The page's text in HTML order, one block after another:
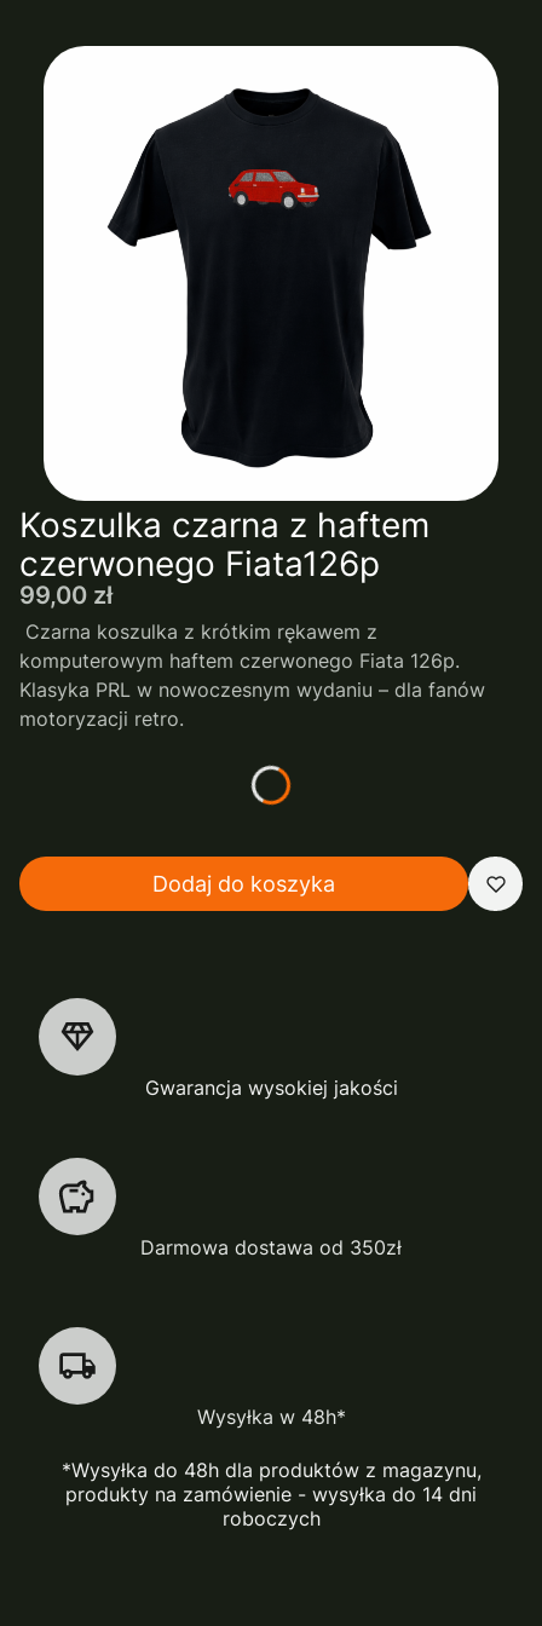
Koszulka czarna z haftem
czerwonego Fiata126p
Cena
99,00 zł
Czarna koszulka z krótkim rękawem z
komputerowym haftem czerwonego Fiata 126p.
Klasyka PRL w nowoczesnym wydaniu – dla fanów
motoryzacji retro.
Dodaj do koszyka
Gwarancja wysokiej jakości
Darmowa dostawa od 350zł
Wysyłka w 48h*
*Wysyłka do 48h dla produktów z magazynu,
produkty na zamówienie - wysyłka do 14 dni
roboczych